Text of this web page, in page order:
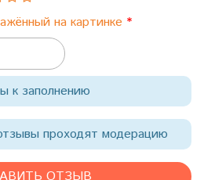
на картинке
к заполнению
проходят модерацию